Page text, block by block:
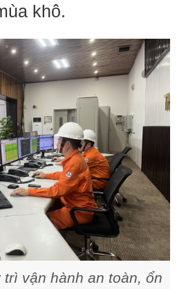
khô.
trì vận hành an toàn, ổn